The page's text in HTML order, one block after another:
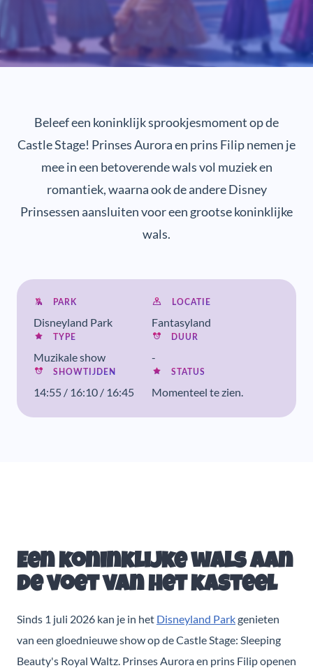
Beleef een koninklijk sprookjesmoment op de
Castle Stage! Prinses Aurora en prins Filip nemen je
mee in een betoverende wals vol muziek en
romantiek, waarna ook de andere Disney
Prinsessen aansluiten voor een grootse koninklijke
wals.
PARK
Disneyland Park
LOCATIE
Fantasyland
TYPE
Muzikale show
DUUR
-
SHOWTIJDEN
14:55 / 16:10 / 16:45
STATUS
Momenteel te zien.
Een koninklijke wals aan
de voet van het kasteel
Sinds 1 juli 2026 kan je in het Disneyland Parkgenieten
van een gloednieuwe show op de Castle Stage: Sleeping
Beauty's Royal Waltz. Prinses Aurora en prins Filip openen